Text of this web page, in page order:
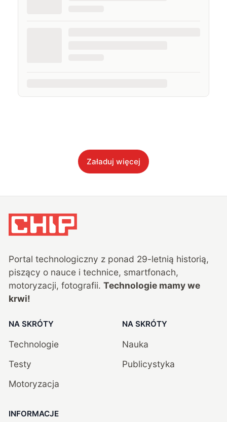
Załaduj więcej
Portal technologiczny z ponad 29-letnią historią,
piszący o nauce i technice, smartfonach,
motoryzacji, fotografii. Technologie mamy we
krwi!
NA SKRÓTY
Technologie
Testy
Motoryzacja
NA SKRÓTY
Nauka
Publicystyka
INFORMACJE